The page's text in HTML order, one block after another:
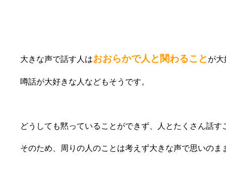
大きな声で話す人はおおらかで人と関わること が大
噂話が大好きな人などもそうです。
どうしても黙っていることができず、人とたくさん話
そのため、周りの人のことは考えず大きな声で思いのま